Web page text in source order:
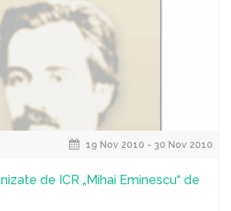
19 Nov 2010 - 30 Nov 2010
de ICR „Mihai Eminescu“ de